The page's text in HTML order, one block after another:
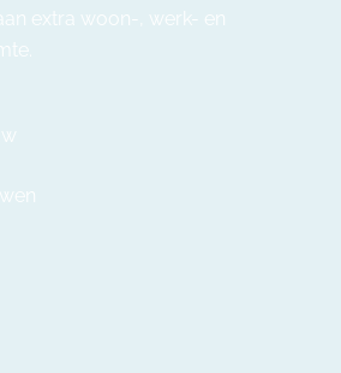
extra woon-, werk- en